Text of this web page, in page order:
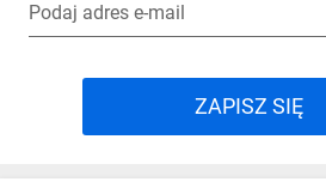
Podaj adres e-mail
ZAPISZ SIĘ